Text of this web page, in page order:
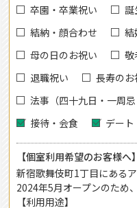
卒園・卒業祝い
誕
結納・顔合わせ
結
母の日のお祝い
敬
退職祝い
長寿のお
法事（四十九日・一周忌
接待・会食
デート
【個室利用希望のお客様へ】
新宿歌舞伎町1丁目にある
2024年5月オープンのため
【利用用途】